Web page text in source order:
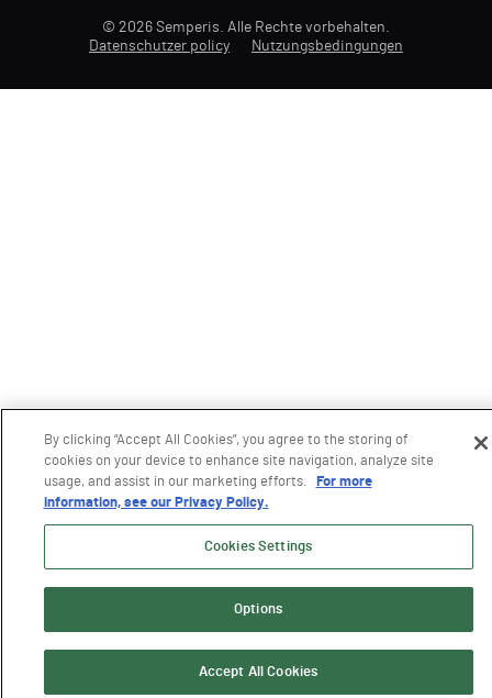
© 2026 Semperis. Alle Rechte vorbehalten.
Datenschutzer policy
Nutzungsbedingungen
By clicking “Accept All Cookies”, you agree to the storing of
cookies on your device to enhance site navigation, analyze site
usage, and assist in our marketing efforts.
For more
information, see our Privacy Policy.
Cookies Settings
Options
Accept All Cookies